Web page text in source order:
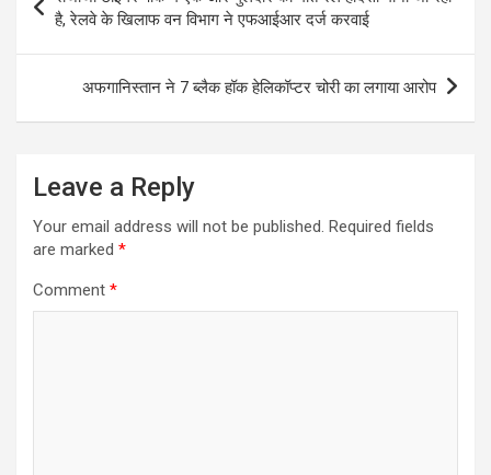
A
p
p
o
o
k
n
g
e
r
e
r
r
a
m
navigation
है, रेलवे के खिलाफ वन विभाग ने एफआईआर दर्ज करवाई
अफगानिस्तान ने 7 ब्लैक हॉक हेलिकॉप्टर चोरी का लगाया आरोप
Leave a Reply
Your email address will not be published. Required fields
are marked *
Comment *